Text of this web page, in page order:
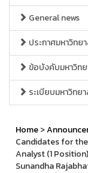
General news
ประกาศมหาวิท
ข้อบังคับมหาวิท
ระเบียบมหาวิท
Home>
Candidates for
Analyst (1
Sunandha